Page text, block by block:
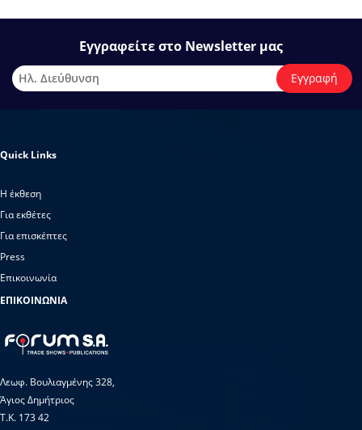
Εγγραφείτε στο Newsletter μας
Quick Links
H έκθεση
Για εκθέτες
Για επισκέπτες
Press
Επικοινωνία
ΕΠΙΚΟΙΝΩΝΙΑ
Λεωφ. Βουλιαγμένης 328,
Άγιος Δημήτριος
Τ.Κ. 173 42